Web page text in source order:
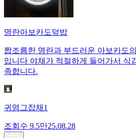
명란아보카도덮밥
짭조름한 명란과 부드러운 아보카도
입니다 야채가 적절하게 들어가서 식
족합니다.
귀염그잡채1
조회수 9.5만25.08.28